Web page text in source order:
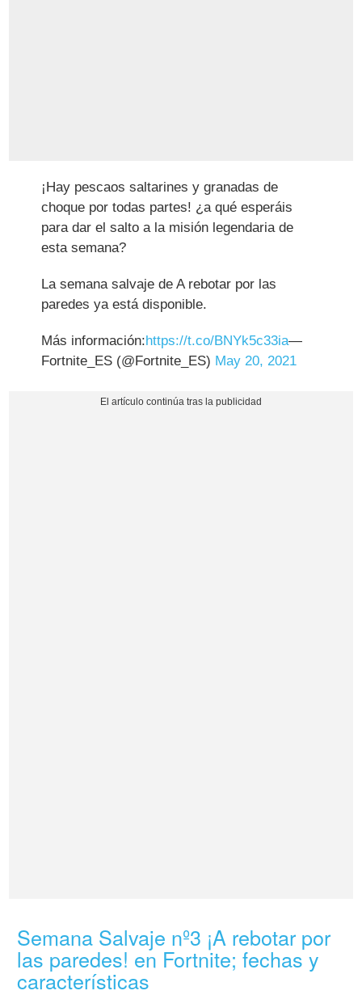
¡Hay pescaos saltarines y granadas de
choque por todas partes! ¿a qué esperáis
para dar el salto a la misión legendaria de
esta semana?
La semana salvaje de A rebotar por las
paredes ya está disponible.
Más información:https://t.co/BNYk5c33ia—
Fortnite_ES (@Fortnite_ES) May 20, 2021
Semana Salvaje nº3 ¡A rebotar por
las paredes! en Fortnite; fechas y
características